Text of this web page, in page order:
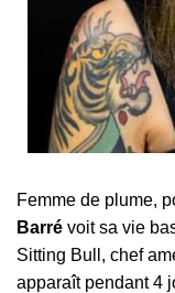
Femme de plume,
Barré voit sa vie
Sitting Bull, chef
apparaît pendant 4